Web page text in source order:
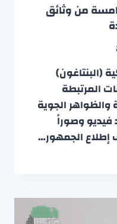
من وثائق
(البنتاغون)
المرتبطة
والظواهر الجوية
فيديو وصوراً
الجمهور…